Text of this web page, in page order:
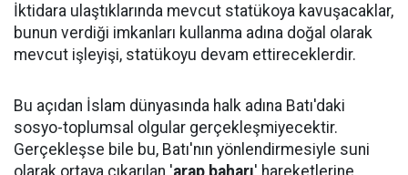
İktidara ulaştıklarında mevcut statükoya kavuşacaklar,
bunun verdiği imkanları kullanma adına doğal olarak
mevcut işleyişi, statükoyu devam ettireceklerdir.
Bu açıdan İslam dünyasında halk adına Batı'daki
sosyo-toplumsal olgular gerçekleşmiyecektir.
Gerçekleşse bile bu, Batı'nın yönlendirmesiyle suni
olarak ortaya çıkarılan 'arap baharı' hareketlerine